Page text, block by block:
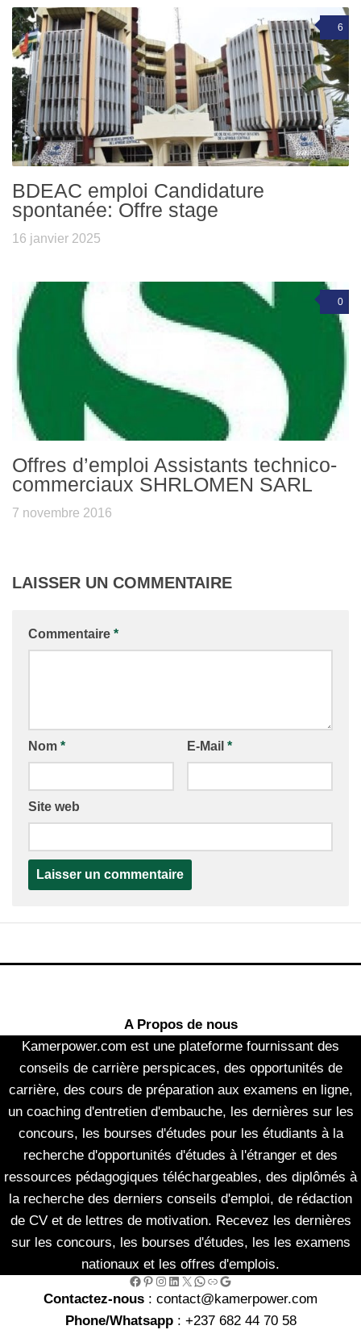
6
BDEAC emploi Candidature
spontanée: Offre stage
16 janvier 2025
0
Offres d’emploi Assistants technico-
commerciaux SHRLOMEN SARL
7 novembre 2016
LAISSER UN COMMENTAIRE
Commentaire *
Nom * E-Mail *
Site web
A Propos de nous
Kamerpower.com est une plateforme fournissant des
conseils de carrière perspicaces, des opportunités de
carrière, des cours de préparation aux examens en ligne,
un coaching d'entretien d'embauche, les dernières sur les
concours, les bourses d'études pour les étudiants à la
recherche d'opportunités d'études à l'étranger et des
ressources pédagogiques téléchargeables, des diplômés à
la recherche des derniers conseils d'emploi, de rédaction
de CV et de lettres de motivation. Recevez les dernières
sur les concours, les bourses d'études, les les examens
nationaux et les offres d'emplois.
Facebook Pinterest Instagram LinkedIn X WhatsApp Link Google
Contactez-nous : contact@kamerpower.com
Phone/Whatsapp: +237 682 44 70 58